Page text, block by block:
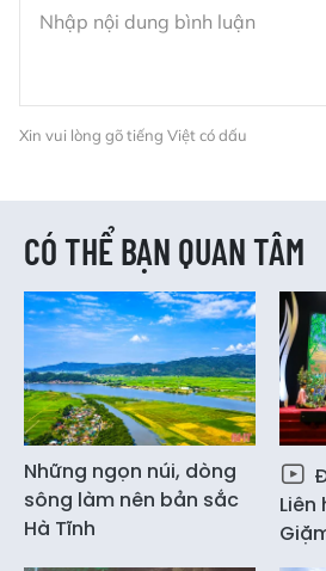
Xin vui lòng gõ tiếng Việt có dấu
CÓ THỂ BẠN QUAN TÂM
Những ngọn núi, dòng
sông làm nên bản sắc
Hà Tĩnh
Liên